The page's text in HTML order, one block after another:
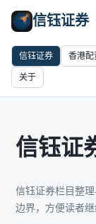
信钰证券
信钰证券 香港配
关于
信钰证
信钰证券栏目整
边界，方便读者继